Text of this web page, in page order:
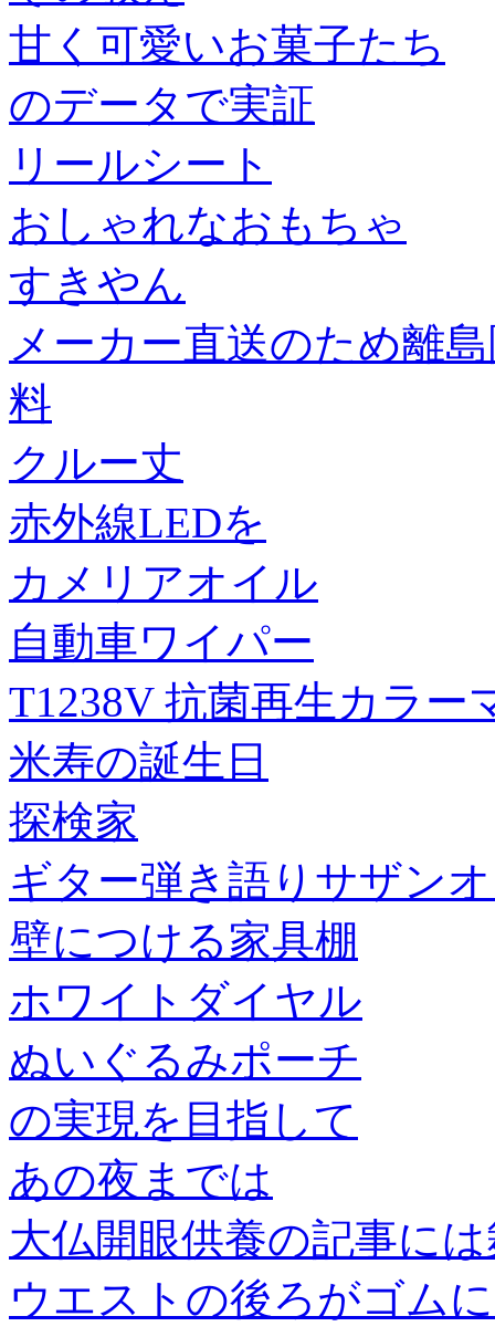
甘く可愛いお菓子たち
のデータで実証
リールシート
おしゃれなおもちゃ
すきやん
メーカー直送のため離
料
クルー丈
赤外線LEDを
カメリアオイル
自動車ワイパー
T1238V 抗菌再生カラー
米寿の誕生日
探検家
ギター弾き語りサザン
壁につける家具棚
ホワイトダイヤル
ぬいぐるみポーチ
の実現を目指して
あの夜までは
大仏開眼供養の記事に
ウエストの後ろがゴム